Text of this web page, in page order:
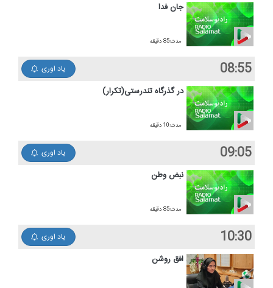
جان فدا
مدت:85 دقیقه
08:55 یاد اوری
در گذرگاه تندرستی(تكرار)
مدت:10 دقیقه
09:05 یاد اوری
نبض وطن
مدت:85 دقیقه
10:30 یاد اوری
افق روشن